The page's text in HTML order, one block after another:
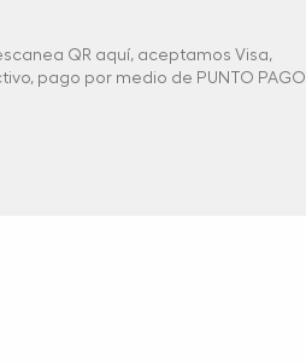
QR aquí, aceptamos Visa,
pago por medio de PUNTO PAGO